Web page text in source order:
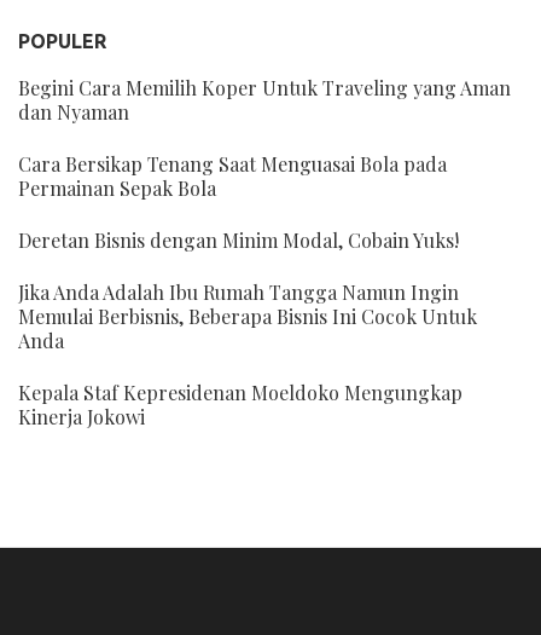
POPULER
Begini Cara Memilih Koper Untuk Traveling yang Aman
dan Nyaman
Cara Bersikap Tenang Saat Menguasai Bola pada
Permainan Sepak Bola
Deretan Bisnis dengan Minim Modal, Cobain Yuks!
Jika Anda Adalah Ibu Rumah Tangga Namun Ingin
Memulai Berbisnis, Beberapa Bisnis Ini Cocok Untuk
Anda
Kepala Staf Kepresidenan Moeldoko Mengungkap
Kinerja Jokowi